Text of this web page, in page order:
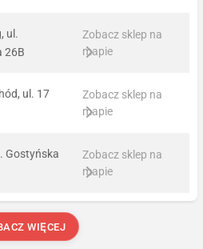
ul.
26B
Zobacz sklep na
mapie
ul. 17
Zobacz sklep na
mapie
Gostyńska
Zobacz sklep na
mapie
WIĘCEJ